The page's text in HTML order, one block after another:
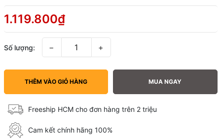
1.119.800₫
Số lượng: − +
THÊM VÀO GIỎ HÀNG MUA NGAY
Freeship HCM cho đơn hàng trên 2 triệu
Cam kết chính hãng 100%